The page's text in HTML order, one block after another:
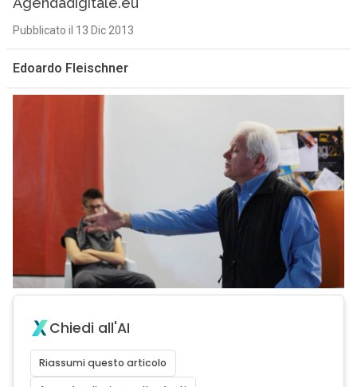
Pubblicato il 13 Dic 2013
Edoardo Fleischner
Chiedi all'AI
Riassumi questo articolo